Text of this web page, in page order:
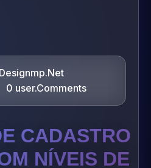
0 user.Comments
CADASTRO
NÍVEIS DE